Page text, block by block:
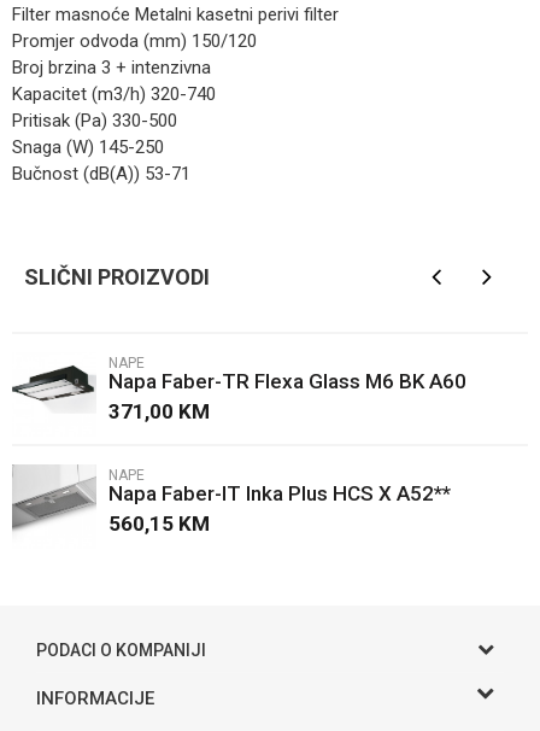
Filter masnoće Metalni kasetni perivi filter
Promjer odvoda (mm) 150/120
Broj brzina 3 + intenzivna
Kapacitet (m3/h) 320-740
Pritisak (Pa) 330-500
Snaga (W) 145-250
Bučnost (dB(A)) 53-71
Poruka
SLIČNI PROIZVODI
NAPE
Napa Faber-TR Flexa Glass M6 BK A60
371,00 KM
NAPE
Napa Faber-IT Inka Plus HCS X A52**
560,15 KM
PODACI O KOMPANIJI
Gama S doo
INFORMACIJE